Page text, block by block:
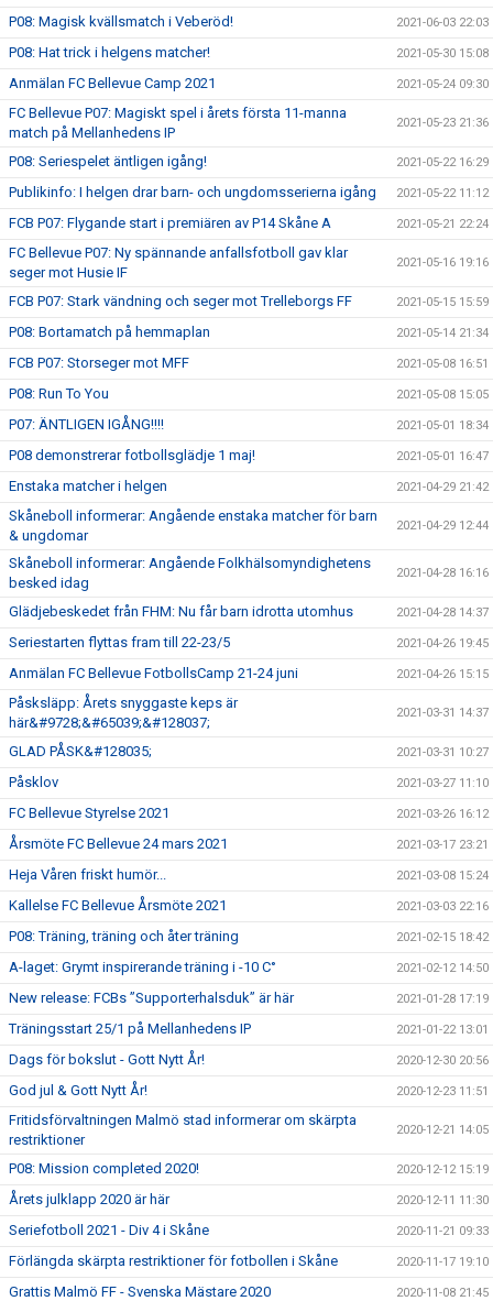
P08: Magisk kvällsmatch i Veberöd! 2021-06-03 22:03
P08: Hat trick i helgens matcher! 2021-05-30 15:08
Anmälan FC Bellevue Camp 2021 2021-05-24 09:30
FC Bellevue P07: Magiskt spel i årets första 11-manna
match på Mellanhedens IP
2021-05-23 21:36
P08: Seriespelet äntligen igång! 2021-05-22 16:29
Publikinfo: I helgen drar barn- och ungdomsserierna igång 2021-05-22 11:12
FCB P07: Flygande start i premiären av P14 Skåne A 2021-05-21 22:24
FC Bellevue P07: Ny spännande anfallsfotboll gav klar
seger mot Husie IF
2021-05-16 19:16
FCB P07: Stark vändning och seger mot Trelleborgs FF 2021-05-15 15:59
P08: Bortamatch på hemmaplan 2021-05-14 21:34
FCB P07: Storseger mot MFF 2021-05-08 16:51
P08: Run To You 2021-05-08 15:05
P07: ÄNTLIGEN IGÅNG!!!! 2021-05-01 18:34
P08 demonstrerar fotbollsglädje 1 maj! 2021-05-01 16:47
Enstaka matcher i helgen 2021-04-29 21:42
Skåneboll informerar: Angående enstaka matcher för barn
& ungdomar
2021-04-29 12:44
Skåneboll informerar: Angående Folkhälsomyndighetens
besked idag
2021-04-28 16:16
Glädjebeskedet från FHM: Nu får barn idrotta utomhus 2021-04-28 14:37
Seriestarten flyttas fram till 22-23/5 2021-04-26 19:45
Anmälan FC Bellevue FotbollsCamp 21-24 juni 2021-04-26 15:15
Påsksläpp: Årets snyggaste keps är
här&#9728;&#65039;&#128037;
2021-03-31 14:37
GLAD PÅSK&#128035; 2021-03-31 10:27
Påsklov 2021-03-27 11:10
FC Bellevue Styrelse 2021 2021-03-26 16:12
Årsmöte FC Bellevue 24 mars 2021 2021-03-17 23:21
Heja Våren friskt humör... 2021-03-08 15:24
Kallelse FC Bellevue Årsmöte 2021 2021-03-03 22:16
P08: Träning, träning och åter träning 2021-02-15 18:42
A-laget: Grymt inspirerande träning i -10 C° 2021-02-12 14:50
New release: FCBs ”Supporterhalsduk” är här 2021-01-28 17:19
Träningsstart 25/1 på Mellanhedens IP 2021-01-22 13:01
Dags för bokslut - Gott Nytt År! 2020-12-30 20:56
God jul & Gott Nytt År! 2020-12-23 11:51
Fritidsförvaltningen Malmö stad informerar om skärpta
restriktioner
2020-12-21 14:05
P08: Mission completed 2020! 2020-12-12 15:19
Årets julklapp 2020 är här 2020-12-11 11:30
Seriefotboll 2021 - Div 4 i Skåne 2020-11-21 09:33
Förlängda skärpta restriktioner för fotbollen i Skåne 2020-11-17 19:10
Grattis Malmö FF - Svenska Mästare 2020 2020-11-08 21:45